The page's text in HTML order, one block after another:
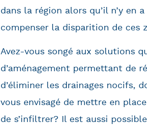
dans la région alors qu’il n’y en
compenser la disparition de ces
Avez-vous songé aux solutions
d’aménagement permettant de
d’éliminer les drainages nocifs,
vous envisagé de mettre en
de s’infiltrer? Il est aussi